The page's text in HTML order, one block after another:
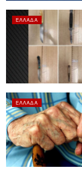
ΕΛΛΆΔΑ
ΕΛΛΆΔΑ